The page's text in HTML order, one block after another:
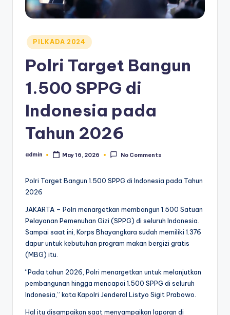
Posted
in
PILKADA 2024
Polri Target Bangun
1.500 SPPG di
Indonesia pada
Tahun 2026
Posted
admin May 16, 2026 No Comments
Polri Target Bangun 1.500 SPPG di Indonesia pada Tahun
2026
JAKARTA – Polri menargetkan membangun 1.500 Satuan
Pelayanan Pemenuhan Gizi (SPPG) di seluruh Indonesia.
Sampai saat ini, Korps Bhayangkara sudah memiliki 1.376
dapur untuk kebutuhan program makan bergizi gratis
(MBG) itu.
“Pada tahun 2026, Polri menargetkan untuk melanjutkan
pembangunan hingga mencapai 1.500 SPPG di seluruh
Indonesia,” kata Kapolri Jenderal Listyo Sigit Prabowo.
Hal itu disampaikan saat menyampaikan laporan di